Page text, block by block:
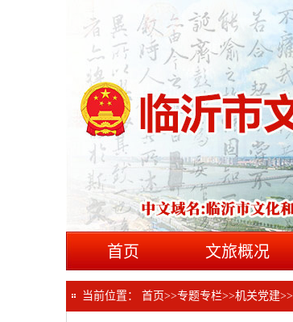
首页 文旅概况
当前位置： 首页>>专题专栏>>机关党建>>